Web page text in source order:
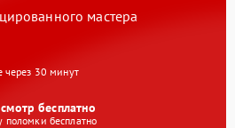
мастера
через 30 минут
бесплатно
бесплатно